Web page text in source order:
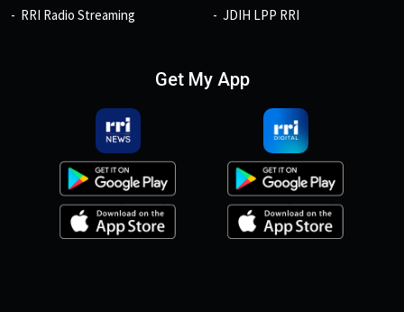
RRI Radio Streaming
JDIH LPP RRI
Get My App